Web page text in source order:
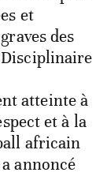
et
des
Disciplinaire
atteinte à
et à la
africain
annoncé